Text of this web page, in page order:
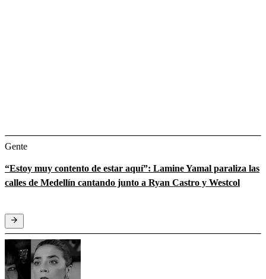
Gente
“Estoy muy contento de estar aquí”: Lamine Yamal paraliza las
calles de Medellín cantando junto a Ryan Castro y Westcol